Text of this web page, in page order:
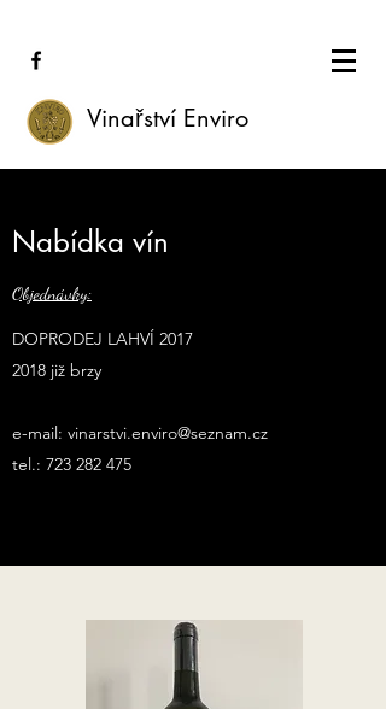
Vinařství Enviro
Nabídka vín
DOPRODEJ LAHVÍ 2017
2018 již brzy
e-mail: vinarstvi.enviro@seznam.cz
tel.: 723 282 475
Objednávky: